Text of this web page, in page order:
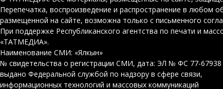
Перепечатка, воспроизведение и распространение в любом
размещенной на сайте, возможна только с письменного
При поддержке Республиканского агентства по печати и
«ТАТМЕДИА».
Наименование СМИ: «Ялкын»
№ свидетельства о регистрации СМИ, дата: ЭЛ № ФС 77-67938
выдано Федеральной службой по надзору в сфере связи,
информационных технологий и массовых коммуникаций